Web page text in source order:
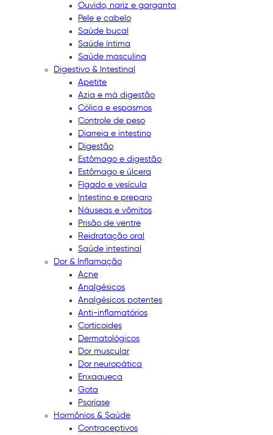
Ouvido, nariz e garganta
Pele e cabelo
Saúde bucal
Saúde íntima
Saúde masculina
Digestivo & Intestinal
Apetite
Azia e má digestão
Cólica e espasmos
Controle de peso
Diarreia e intestino
Digestão
Estômago e digestão
Estômago e úlcera
Fígado e vesícula
Intestino e preparo
Náuseas e vômitos
Prisão de ventre
Reidratação oral
Saúde intestinal
Dor & Inflamação
Acne
Analgésicos
Analgésicos potentes
Anti-inflamatórios
Corticoides
Dermatológicos
Dor muscular
Dor neuropática
Enxaqueca
Gota
Psoríase
Hormônios & Saúde
Contraceptivos